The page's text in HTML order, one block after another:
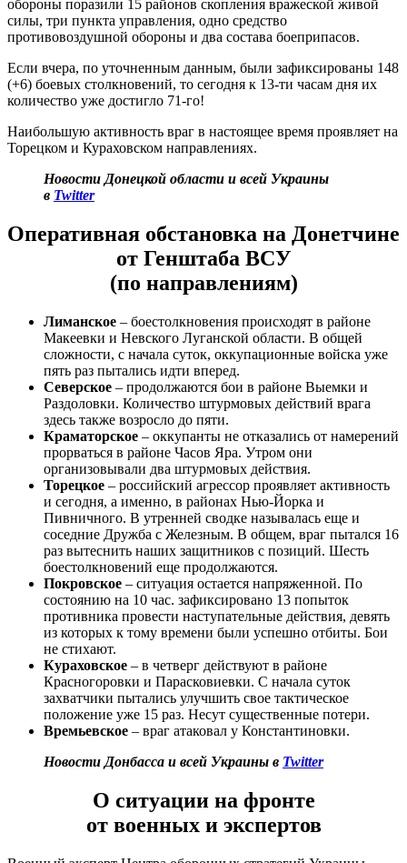
обороны поразили 15 районов скопления вражеской живой
силы, три пункта управления, одно средство
противовоздушной обороны и два состава боеприпасов.
Если вчера, по уточненным данным, были зафиксированы 148
(+6) боевых столкновений, то сегодня к 13-ти часам дня их
количество уже достигло 71-го!
Наибольшую активность враг в настоящее время проявляет на
Торецком и Кураховском направлениях.
Новости Донецкой области и всей Украины
в Twitter
Оперативная обстановка на Донетчине
от Генштаба ВСУ
(по направлениям)
Лиманское – боестолкновения происходят в районе
Макеевки и Невского Луганской области. В общей
сложности, с начала суток, оккупационные войска уже
пять раз пытались идти вперед.
Северское – продолжаются бои в районе Выемки и
Раздоловки. Количество штурмовых действий врага
здесь также возросло до пяти.
Краматорское – оккупанты не отказались от намерений
прорваться в районе Часов Яра. Утром они
организовывали два штурмовых действия.
Торецкое – российский агрессор проявляет активность
и сегодня, а именно, в районах Нью-Йорка и
Пивничного. В утренней сводке называлась еще и
соседние Дружба с Железным. В общем, враг пытался 16
раз вытеснить наших защитников с позиций. Шесть
боестолкновений еще продолжаются.
Покровское – ситуация остается напряженной. По
состоянию на 10 час. зафиксировано 13 попыток
противника провести наступательные действия, девять
из которых к тому времени были успешно отбиты. Бои
не стихают.
Кураховское – в четверг действуют в районе
Красногоровки и Парасковиевки. С начала суток
захватчики пытались улучшить свое тактическое
положение уже 15 раз. Несут существенные потери.
Времьевское – враг атаковал у Константиновки.
Новости Донбасса и всей Украины в Twitter
О ситуации на фронте
от военных и экспертов